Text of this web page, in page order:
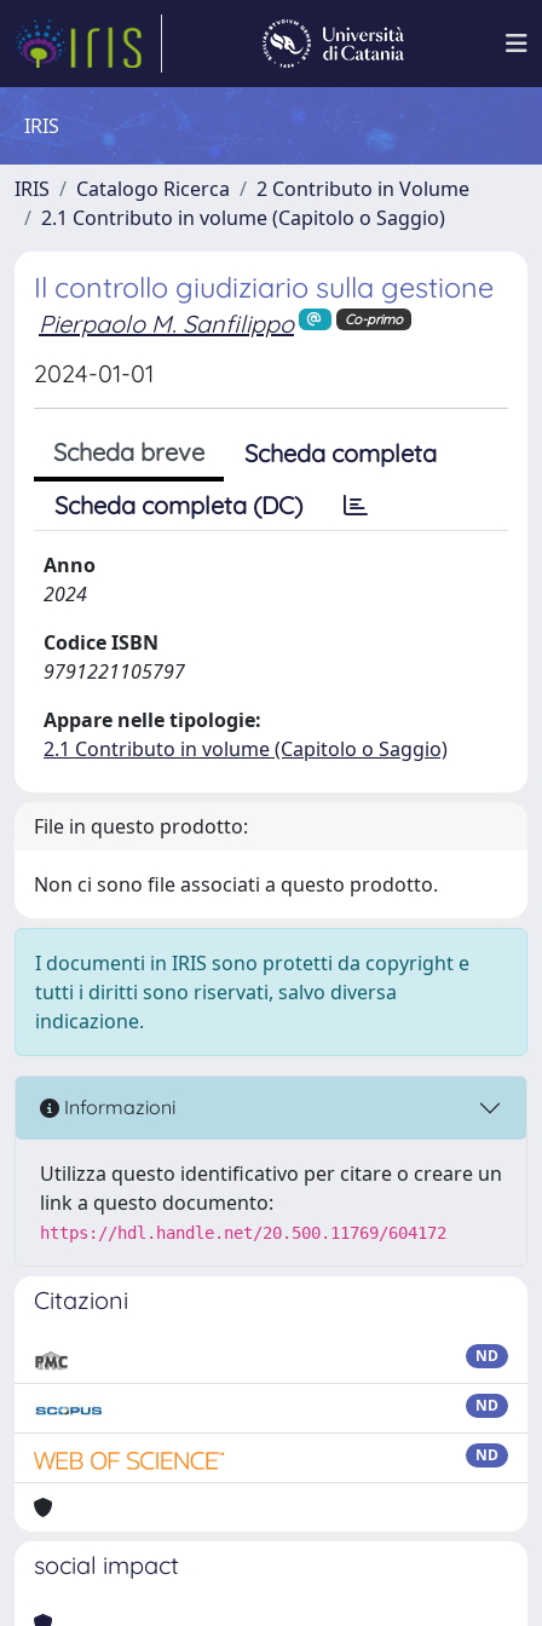
IRIS
IRIS Catalogo Ricerca
2 Contributo in Volume
2.1 Contributo in volume (Capitolo o Saggio)
Il controllo giudiziario sulla gestione
Pierpaolo M. Sanfilippo Co-primo
2024-01-01
Scheda breve
Scheda completa
Scheda completa (DC)
Anno
2024
Codice ISBN
9791221105797
Appare nelle tipologie:
2.1 Contributo in volume (Capitolo o Saggio)
File in questo prodotto:
Non ci sono file associati a questo prodotto.
I documenti in IRIS sono protetti da copyright e
tutti i diritti sono riservati, salvo diversa
indicazione.
Informazioni
Utilizza questo identificativo per citare o creare un
link a questo documento:
https://hdl.handle.net/20.500.11769/604172
Citazioni
ND
ND
ND
social impact